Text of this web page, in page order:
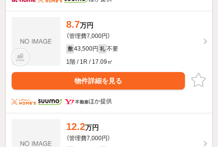
8.7万円
（管理費7,000円）
敷 43,500円 礼 不要
1階 / 1R / 17.09㎡
物件詳細を見る
ほか提供
12.2万円
（管理費7,000円）